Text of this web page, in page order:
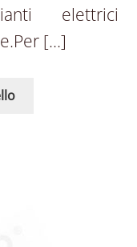
elettrici
[…]